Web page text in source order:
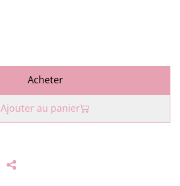
Acheter
Ajouter au panier